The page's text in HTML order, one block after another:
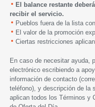
El balance restante
recibir el servicio.
Pueblos fuera de la lista
El valor de la promoción
Ciertas restricciones aplican.
En caso de necesitar ayuda,
electrónico escribiendo a
información de contacto
teléfono), y descripción de la
aplican todos los Términos y